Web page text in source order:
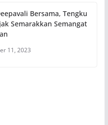
Bersama, Tengku
Semarakkan Semangat
11, 2023